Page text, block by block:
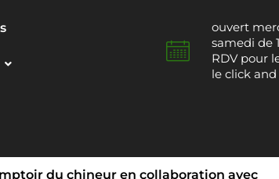
ouvert
samedi de
RDV pour
le click
du chineur en collaboration avec